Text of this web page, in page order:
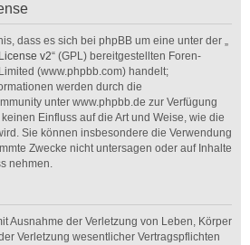
dass es sich bei phpBB um eine unter der „
v2“ (GPL) bereitgestellten Foren-
(www.phpbb.com) handelt;
werden durch die
unter www.phpbb.de zur Verfügung
Einfluss auf die Art und Weise, wie die
Sie können insbesondere die Verwendung
Zwecke nicht untersagen oder auf Inhalte
nehmen.
Ausnahme der Verletzung von Leben, Körper
Verletzung wesentlicher Vertragspflichten